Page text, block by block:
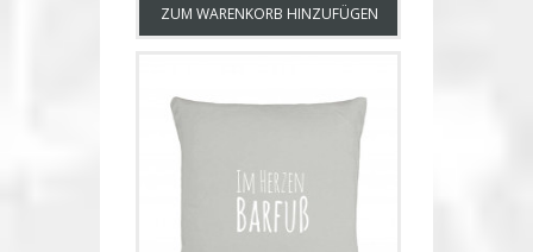
ZUM WARENKORB HINZUFÜGEN